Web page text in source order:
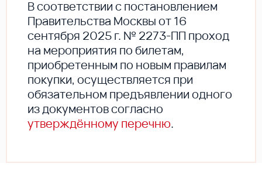
В соответствии с постановлением
Правительства Москвы от 16
сентября 2025 г. № 2273-ПП проход
на мероприятия по билетам,
приобретенным по новым правилам
покупки, осуществляется при
обязательном предъявлении одного
из документов согласно
утверждённому перечню.